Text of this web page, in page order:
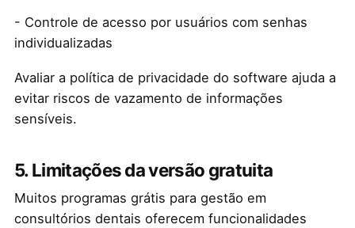
- Controle de acesso por usuários com senhas
individualizadas
Avaliar a política de privacidade do software ajuda a
evitar riscos de vazamento de informações
sensíveis.
5. Limitações da versão gratuita
Muitos programas grátis para gestão em
consultórios dentais oferecem funcionalidades